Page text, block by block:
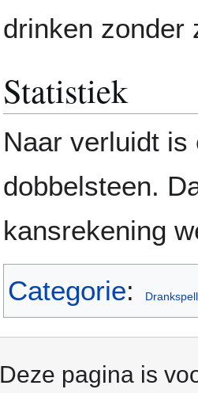
drinken zonder
Statistiek
Naar verluidt is
dobbelsteen.
kansrekening
Categorie:
Deze pagina is